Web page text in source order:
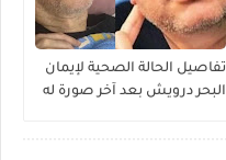
تفاصيل الحالة الصحية لإيمان
البحر درويش بعد آخر صورة له